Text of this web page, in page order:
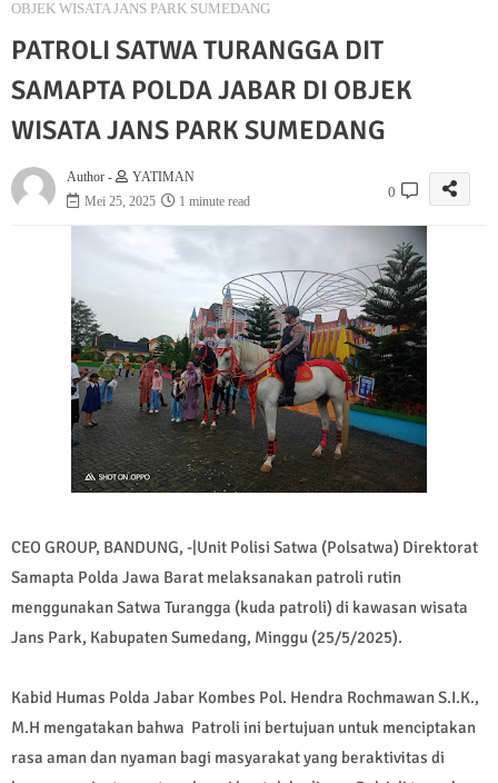
OBJEK WISATA JANS PARK SUMEDANG
PATROLI SATWA TURANGGA DIT
SAMAPTA POLDA JABAR DI OBJEK
WISATA JANS PARK SUMEDANG
Author -
YATIMAN
Mei 25, 2025
1 minute read
0
CEO GROUP, BANDUNG, -|Unit Polisi Satwa (Polsatwa) Direktorat
Samapta Polda Jawa Barat melaksanakan patroli rutin
menggunakan Satwa Turangga (kuda patroli) di kawasan wisata
Jans Park, Kabupaten Sumedang, Minggu (25/5/2025).
Kabid Humas Polda Jabar Kombes Pol. Hendra Rochmawan S.I.K.,
M.H mengatakan bahwa Patroli ini bertujuan untuk menciptakan
rasa aman dan nyaman bagi masyarakat yang beraktivitas di